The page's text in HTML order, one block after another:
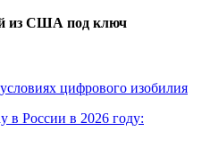
из США под ключ
цифрового изобилия
в России в 2026 году: